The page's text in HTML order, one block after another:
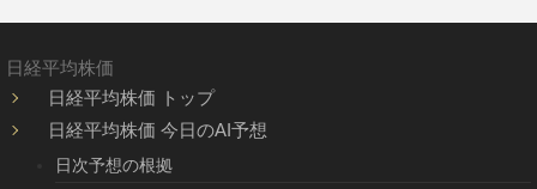
日経平均株価
日経平均株価 トップ
日経平均株価 今日のAI予想
日次予想の根拠